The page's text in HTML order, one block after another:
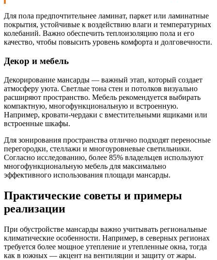
Для пола предпочтительнее ламинат, паркет или ламинатные
покрытия, устойчивые к воздействию влаги и температурных
колебаний. Важно обеспечить теплоизоляцию пола и его
качество, чтобы повысить уровень комфорта и долговечности.
Декор и мебель
Декорирование мансарды — важный этап, который создает
атмосферу уюта. Светлые тона стен и потолков визуально
расширяют пространство. Мебель рекомендуется выбирать
компактную, многофункциональную и встроенную.
Например, кровати-чердаки с вместительными ящиками или
встроенные шкафы.
Для зонирования пространства отлично подходят переносные
перегородки, стеллажи и многоуровневые светильники.
Согласно исследованию, более 85% владельцев используют
многофункциональную мебель для максимально
эффективного использования площади мансарды.
Практические советы и примеры
реализации
При обустройстве мансарды важно учитывать региональные
климатические особенности. Например, в северных регионах
требуется более мощное утепление и утепленные окна, тогда
как в южных — акцент на вентиляции и защиту от жары.